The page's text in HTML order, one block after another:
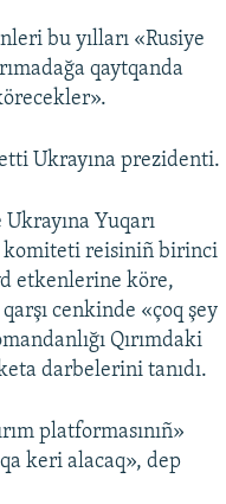
bu yılları «Rusiye
qaytqanda
Ukrayına prezidenti.
Ukrayına Yuqarı
komiteti reisiniñ birinci
etkenlerine köre,
cenkinde «çoq şey
Qırımdaki
darbelerini tanıdı.
platformasınıñ»
keri alacaq», dep